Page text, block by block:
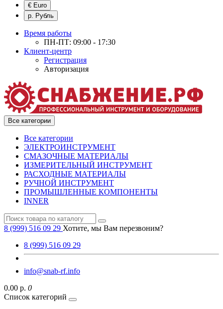
€ Euro
р. Рубль
Время работы
ПН-ПТ: 09:00 - 17:30
Клиент-центр
Регистрация
Авторизация
Все категории
Все категории
ЭЛЕКТРОИНСТРУМЕНТ
СМАЗОЧНЫЕ МАТЕРИАЛЫ
ИЗМЕРИТЕЛЬНЫЙ ИНСТРУМЕНТ
РАСХОДНЫЕ МАТЕРИАЛЫ
РУЧНОЙ ИНСТРУМЕНТ
ПРОМЫШЛЕННЫЕ КОМПОНЕНТЫ
INNER
8 (999) 516 09 29 Хотите, мы Вам перезвоним?
8 (999) 516 09 29
info@snab-rf.info
0.00 р. 0
Список категорий